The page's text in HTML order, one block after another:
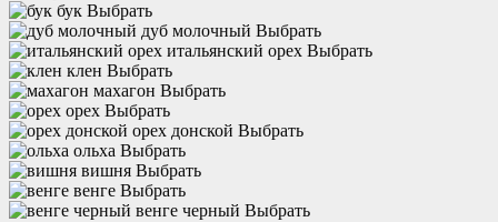
бук Выбрать
дуб молочный Выбрать
итальянский орех Выбрать
клен Выбрать
махагон Выбрать
орех Выбрать
орех донской Выбрать
ольха Выбрать
вишня Выбрать
венге Выбрать
венге черный Выбрать